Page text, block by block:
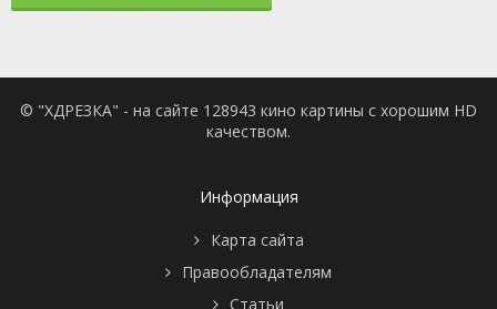
© "ХДРЕЗКА" - на сайте 128943 кино картины с хорошим HD
качеством.
Информация
Карта сайта
Правообладателям
Статьи